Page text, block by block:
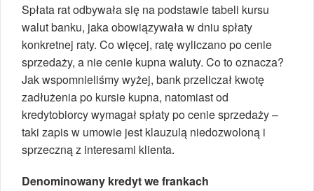
Spłata rat odbywała się na podstawie tabeli kursu
walut banku, jaka obowiązywała w dniu spłaty
konkretnej raty. Co więcej, ratę wyliczano po cenie
sprzedaży, a nie cenie kupna waluty. Co to oznacza?
Jak wspomnieliśmy wyżej, bank przeliczał kwotę
zadłużenia po kursie kupna, natomiast od
kredytobiorcy wymagał spłaty po cenie sprzedaży –
taki zapis w umowie jest klauzulą niedozwoloną i
sprzeczną z interesami klienta.
Denominowany kredyt we frankach